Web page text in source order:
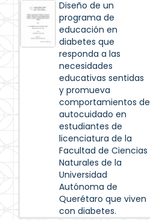
Diseño de un
programa de
educación en
diabetes que
responda a las
necesidades
educativas sentidas
y promueva
comportamientos de
autocuidado en
estudiantes de
licenciatura de la
Facultad de Ciencias
Naturales de la
Universidad
Autónoma de
Querétaro que viven
con diabetes.